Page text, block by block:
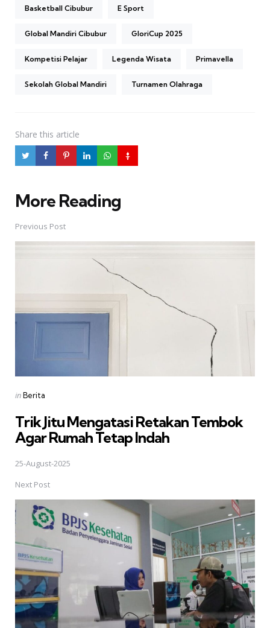
Basketball Cibubur E Sport
Global Mandiri Cibubur GloriCup 2025
Kompetisi Pelajar Legenda Wisata Primavella
Sekolah Global Mandiri Turnamen Olahraga
Share this article
More Reading
Post
navigation
Previous Post
Posted
inBerita
Trik Jitu Mengatasi Retakan Tembok
Agar Rumah Tetap Indah
25-August-2025
Next Post